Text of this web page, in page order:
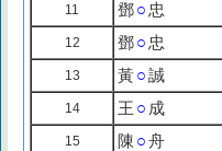
11 鄧○ 忠
12 鄧○ 忠
13 黃○誠
14 王 ○ 成
15 陳 ○舟